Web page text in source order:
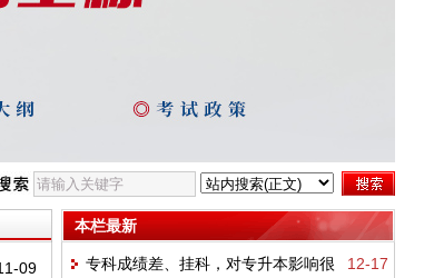
09
本栏最新
12-17
专科成绩差、挂科，对专升本影响很